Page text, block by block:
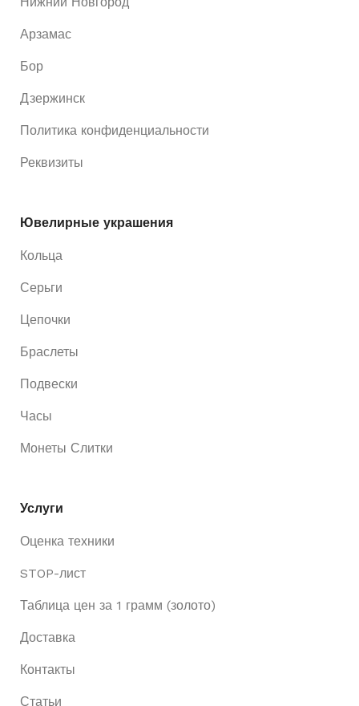
Арзамас
Бор
Дзержинск
Политика конфиденциальности
Реквизиты
Ювелирные украшения
Кольца
Серьги
Цепочки
Браслеты
Подвески
Часы
Монеты Слитки
Услуги
Оценка техники
STOP-лист
Таблица цен за 1 грамм (золото)
Доставка
Контакты
Статьи